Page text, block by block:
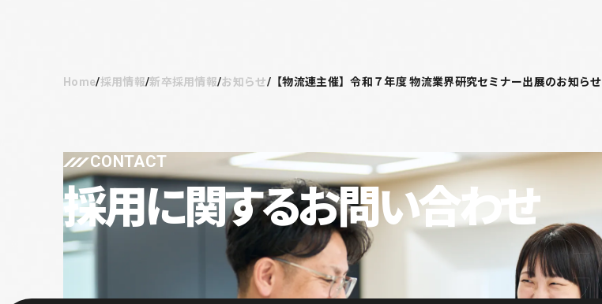
Home 採用情報 新卒採用情報 お知らせ 【物流連主催】令和７年度 物流業界研究セミナー出展のお知らせ
採用に関するお問い合わせ
CONTACT